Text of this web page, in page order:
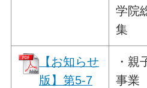
学院
集
【お知らせ
版】第5-7
・ 親
事業